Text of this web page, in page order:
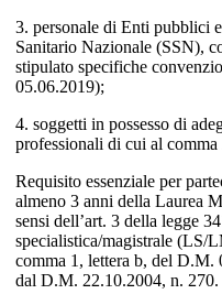
3. personale di Enti pubblici
Sanitario Nazionale (SSN),
stipulato specifiche
05.06.2019);
4. soggetti in possesso di
professionali di cui al
Requisito essenziale per
almeno 3 anni della Laurea
sensi dell’art. 3 della legge
specialistica/magistrale (LS/
comma 1, lettera b, del D.M.
dal D.M. 22.10.2004, n. 270.